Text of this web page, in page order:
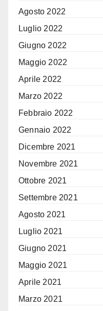
Agosto 2022
Luglio 2022
Giugno 2022
Maggio 2022
Aprile 2022
Marzo 2022
Febbraio 2022
Gennaio 2022
Dicembre 2021
Novembre 2021
Ottobre 2021
Settembre 2021
Agosto 2021
Luglio 2021
Giugno 2021
Maggio 2021
Aprile 2021
Marzo 2021